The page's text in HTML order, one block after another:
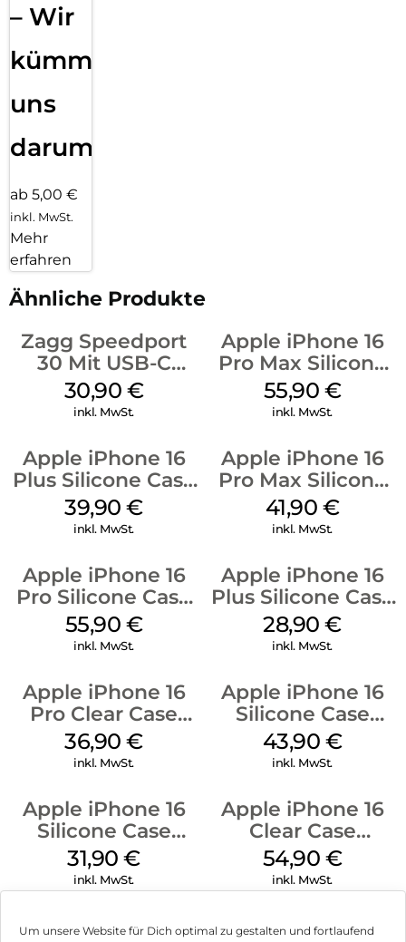
Um unsere Website für Dich optimal zu gestalten und fortlaufend
– Wir
kümmern
uns
darum!
ab 5,00 €
inkl. MwSt.
Mehr
erfahren
Ähnliche Produkte
Zagg Speedport
30 Mit USB-C
Kabel Weiß
30,90 €
inkl. MwSt.
Apple iPhone 16
Pro Max Silicone
Case MagSafe
Stone Gray
55,90 €
inkl. MwSt.
Apple iPhone 16
Plus Silicone Case
MagSafe Plum
39,90€
inkl. MwSt.
Apple iPhone 16
Pro Max Silicone
Case MagSafe
Ultramarine
41,90 €
inkl. MwSt.
Apple iPhone 16
Pro Silicone Case
MagSafe Stone
Gray
55,90 €
inkl. MwSt.
Apple iPhone 16
Plus Silicone Case
MagSafe Black
28,90€
inkl. MwSt.
Apple iPhone 16
Pro Clear Case
MagSafe
Transparent
36,90€
inkl. MwSt.
Apple iPhone 16
Silicone Case
MagSafe Plum
43,90 €
inkl. MwSt.
Apple iPhone 16
Silicone Case
MagSafe Fuchsia
31,90€
inkl. MwSt.
Apple iPhone 16
Clear Case
MagSafe
Transparent
54,90 €
inkl. MwSt.